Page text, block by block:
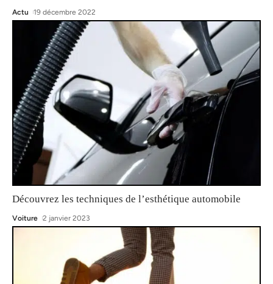
Actu 19 décembre 2022
Découvrez les techniques de l’esthétique automobile
Voiture 2 janvier 2023